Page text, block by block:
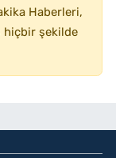
Haberleri,
hiçbir şekilde